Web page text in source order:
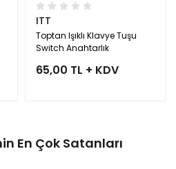
ITT
Toptan Işıklı Klavye Tuşu
Switch Anahtarlık
65,00 TL + KDV
En Çok Satanları